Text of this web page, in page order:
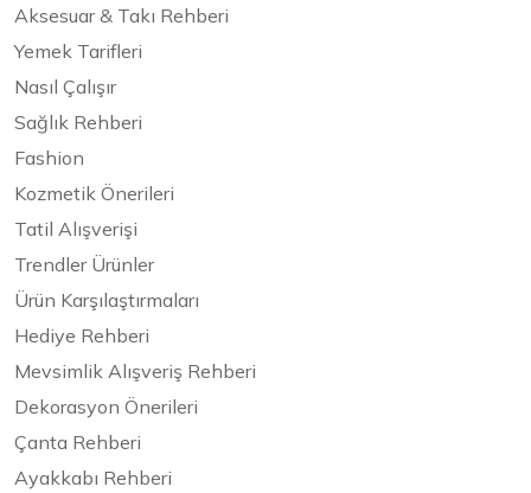
Aksesuar & Takı Rehberi
Yemek Tarifleri
Nasıl Çalışır
Sağlık Rehberi
Fashion
Kozmetik Önerileri
Tatil Alışverişi
Trendler Ürünler
Ürün Karşılaştırmaları
Hediye Rehberi
Mevsimlik Alışveriş Rehberi
Dekorasyon Önerileri
Çanta Rehberi
Ayakkabı Rehberi